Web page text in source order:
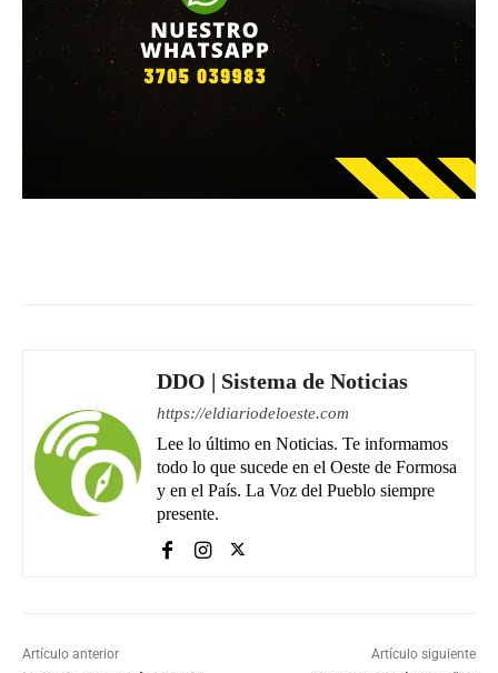
DDO | Sistema de Noticias
https://eldiariodeloeste.com
Lee lo último en Noticias. Te informamos
todo lo que sucede en el Oeste de Formosa
y en el País. La Voz del Pueblo siempre
presente.
Artículo anterior Artículo siguiente